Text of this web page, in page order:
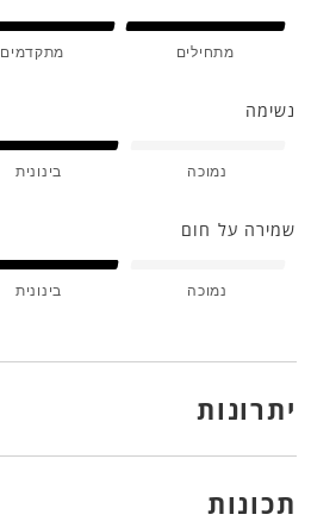
מתחילים מתקדמים
נשימה
נמוכה בינונית
שמירה על חום
נמוכה בינונית
יתרונות
תכונות